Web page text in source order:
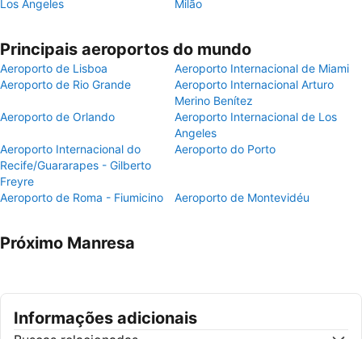
Los Angeles
Milão
Principais aeroportos do mundo
Aeroporto de Lisboa
Aeroporto Internacional de Miami
Aeroporto de Rio Grande
Aeroporto Internacional Arturo
Merino Benítez
Aeroporto de Orlando
Aeroporto Internacional de Los
Angeles
Aeroporto Internacional do
Recife/Guararapes - Gilberto
Freyre
Aeroporto do Porto
Aeroporto de Roma - Fiumicino Aeroporto de Montevidéu
Próximo Manresa
Informações adicionais